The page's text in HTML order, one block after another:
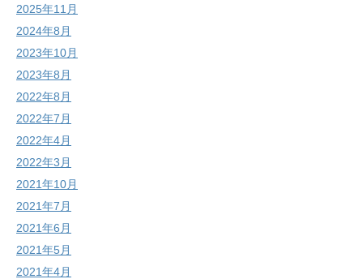
2025年11月
2024年8月
2023年10月
2023年8月
2022年8月
2022年7月
2022年4月
2022年3月
2021年10月
2021年7月
2021年6月
2021年5月
2021年4月